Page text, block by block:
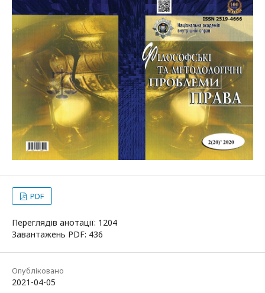
PDF
Переглядів анотації: 1204
Завантажень PDF: 436
Опубліковано
2021-04-05